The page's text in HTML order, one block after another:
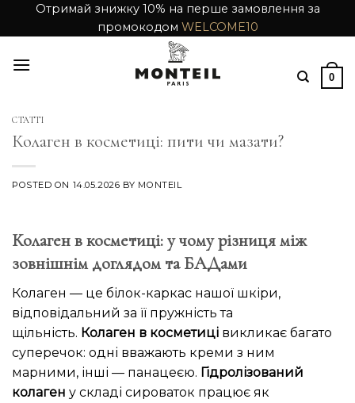
Отримай знижку 10% на перше замовлення за
промокодом WELCOME10
0
СТАТТІ
Колаген в косметиці: пити чи мазати?
POSTED ON 14.05.2026 BY MONTEIL
Колаген в косметиці: у чому різниця між
зовнішнім доглядом та БАДами
Колаген — це білок-каркас нашої шкіри,
відповідальний за її пружність та
щільність. Колаген в косметиці викликає багато
суперечок: одні вважають креми з ним
марними, інші — панацеєю. Гідролізований
колаген у складі сироваток працює як